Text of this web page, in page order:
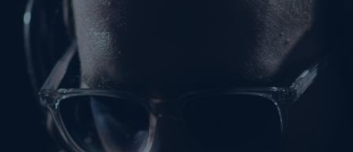
אימייל:
הודעה: